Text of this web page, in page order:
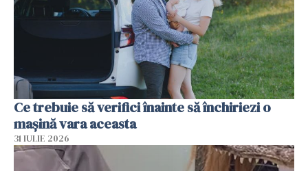
Ce trebuie să verifici înainte să închiriezi o
mașină vara aceasta
31 IULIE 2026